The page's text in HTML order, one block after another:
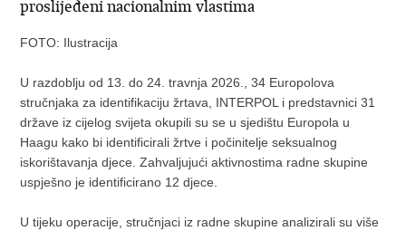
proslijeđeni nacionalnim vlastima
FOTO: Ilustracija
U razdoblju od 13. do 24. travnja 2026., 34 Europolova
stručnjaka za identifikaciju žrtava, INTERPOL i predstavnici 31
države iz cijelog svijeta okupili su se u sjedištu Europola u
Haagu kako bi identificirali žrtve i počinitelje seksualnog
iskorištavanja djece. Zahvaljujući aktivnostima radne skupine
uspješno je identificirano 12 djece.
U tijeku operacije, stručnjaci iz radne skupine analizirali su više